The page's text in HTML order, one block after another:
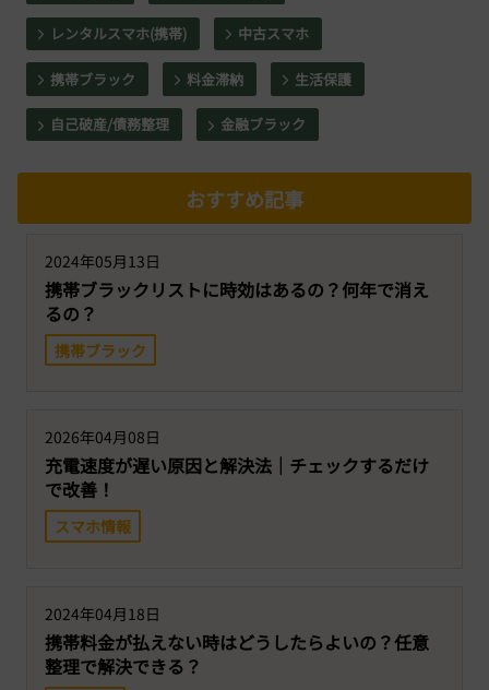
レンタルスマホ(携帯) 中古スマホ
携帯ブラック 料金滞納 生活保護
自己破産/債務整理 金融ブラック
おすすめ記事
2024年05月13日
携帯ブラックリストに時効はあるの？何年で消え
るの？
携帯ブラック
2026年04月08日
充電速度が遅い原因と解決法｜チェックするだけ
で改善！
スマホ情報
2024年04月18日
携帯料金が払えない時はどうしたらよいの？任意
整理で解決できる？